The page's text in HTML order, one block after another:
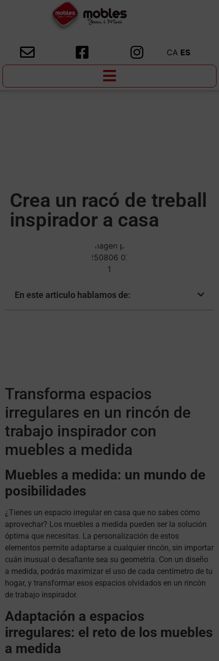
CA ES
Crea un racó de treball
inspirador a casa
En este articulo hablamos de:
Transforma espacios
irregulares en un rincón de
trabajo inspirador con
muebles a medida
Muebles a medida: un mundo de
posibilidades
¿Tienes un espacio irregular en casa que no sabes cómo
aprovechar? Los muebles a medida pueden ser la solución
óptima que necesitas. La personalización de estos
elementos permite adaptarse a cualquier rincón, sin importar
cuán inusual o desafiante sea su geometría. Con un diseño
a medida, podrás maximizar el uso de cada centímetro de tu
hogar, y transformar esos espacios olvidados en un rincón
de trabajo inspirador.
Adaptación a espacios
irregulares: el reto de los muebles
a medida